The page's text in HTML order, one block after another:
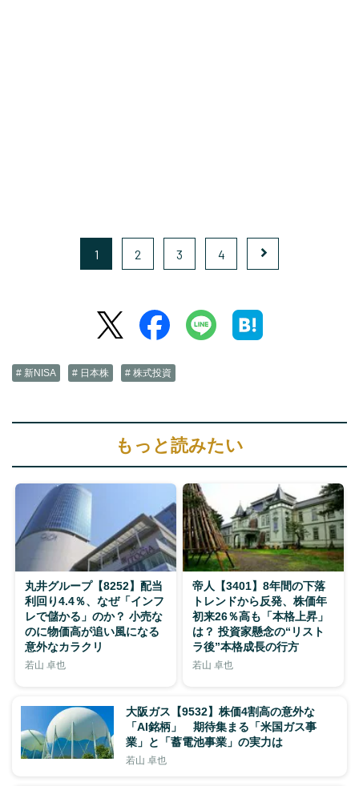
1 2 3 4
# 新NISA # 日本株 # 株式投資
もっと読みたい
丸井グループ【8252】配当
利回り4.4％、なぜ「インフ
レで儲かる」のか？ 小売な
のに物価高が追い風になる
意外なカラクリ
若山 卓也
帝人【3401】8年間の下落
トレンドから反発、株価年
初来26％高も「本格上昇」
は？ 投資家懸念の“リスト
ラ後”本格成長の行方
若山 卓也
大阪ガス【9532】株価4割高の意外な
「AI銘柄」 期待集まる「米国ガス事
業」と「蓄電池事業」の実力は
若山 卓也